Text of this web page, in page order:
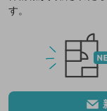
す。